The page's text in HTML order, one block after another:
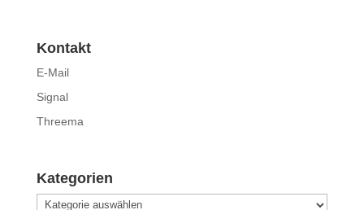
Kontakt
E-Mail
Signal
Threema
Kategorien
Kategorien